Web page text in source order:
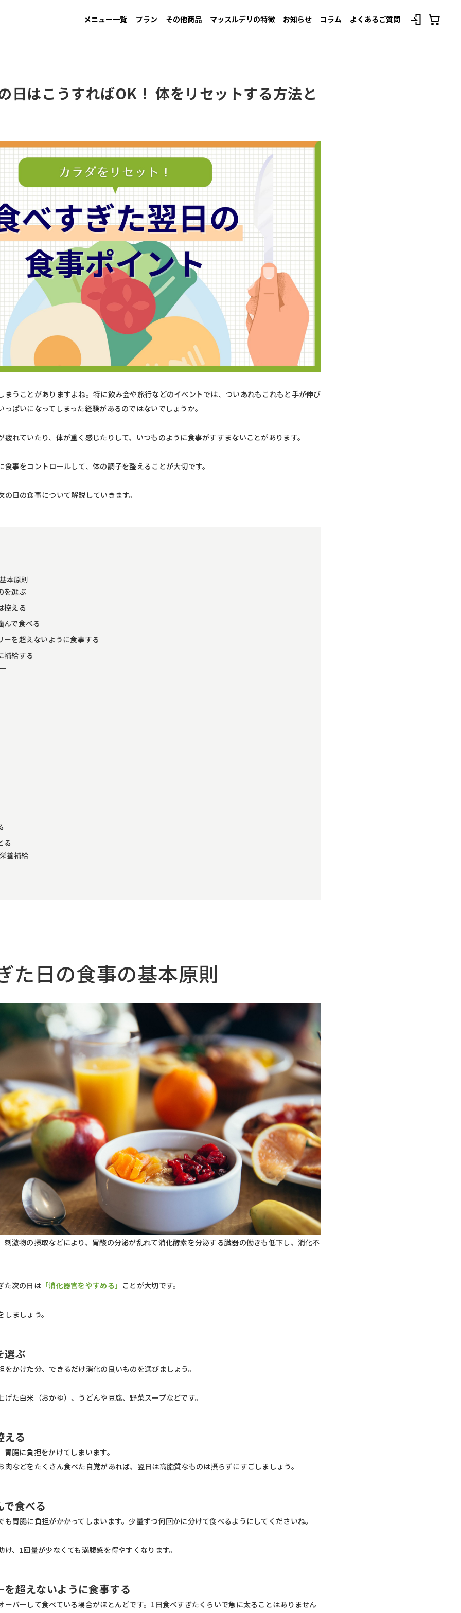
メニュー一覧 プラン その他商品 マッスルデリの特徴 お知らせ コラム よくあるご質問
日はこうすればOK！ 体をリセットする方法と
まうことがありますよね。特に飲み会や旅行などのイベントでは、ついあれもこれもと手が伸び
ぱいになってしまった経験があるのではないでしょうか。
れていたり、体が重く感じたりして、いつものように食事がすすまないことがあります。
事をコントロールして、体の調子を整えることが大切です。
日の食事について解説していきます。
本原則
を選ぶ
控える
んで食べる
ーを超えないように食事する
補給する
る
養補給
た日の食事の基本原則
刺激物の摂取などにより、胃酸の分泌が乱れて消化酵素を分泌する臓器の働きも低下し、消化不
た次の日は 「消化器官をやすめる」 ことが大切です。
ましょう。
選ぶ
かけた分、できるだけ消化の良いものを選びましょう。
た白米（おかゆ）、うどんや豆腐、野菜スープなどです。
える
腸に負担をかけてしまいます。
などをたくさん食べた自覚があれば、翌日は高脂質なものは摂らずにすごしましょう。
食べる
胃腸に負担がかかってしまいます。少量ずつ何回かに分けて食べるようにしてくださいね。
、1回量が少なくても満腹感を得やすくなります。
超えないように食事する
ーバーして食べている場合がほとんどです。1日食べすぎたくらいで急に太ることはありません